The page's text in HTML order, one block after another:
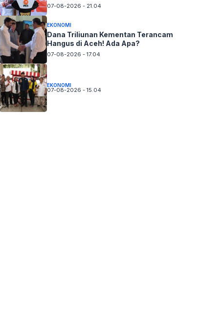
07-08-2026 - 21.04
EKONOMI
Dana Triliunan Kementan Terancam
Hangus di Aceh! Ada Apa?
07-08-2026 - 17.04
EKONOMI
07-08-2026 - 15.04